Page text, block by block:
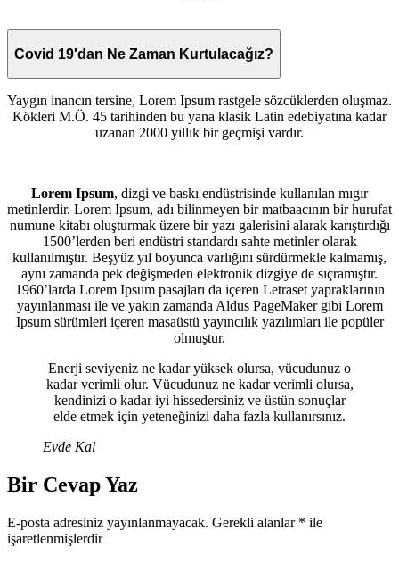
Covid 19'dan Ne Zaman Kurtulacağız?
Yaygın inancın tersine, Lorem Ipsum rastgele sözcüklerden oluşmaz.
Kökleri M.Ö. 45 tarihinden bu yana klasik Latin edebiyatına kadar
uzanan 2000 yıllık bir geçmişi vardır.
Lorem Ipsum, dizgi ve baskı endüstrisinde kullanılan mıgır
metinlerdir. Lorem Ipsum, adı bilinmeyen bir matbaacının bir hurufat
numune kitabı oluşturmak üzere bir yazı galerisini alarak karıştırdığı
1500’lerden beri endüstri standardı sahte metinler olarak
kullanılmıştır. Beşyüz yıl boyunca varlığını sürdürmekle kalmamış,
aynı zamanda pek değişmeden elektronik dizgiye de sıçramıştır.
1960’larda Lorem Ipsum pasajları da içeren Letraset yapraklarının
yayınlanması ile ve yakın zamanda Aldus PageMaker gibi Lorem
Ipsum sürümleri içeren masaüstü yayıncılık yazılımları ile popüler
olmuştur.
Enerji seviyeniz ne kadar yüksek olursa, vücudunuz o
kadar verimli olur. Vücudunuz ne kadar verimli olursa,
kendinizi o kadar iyi hissedersiniz ve üstün sonuçlar
elde etmek için yeteneğinizi daha fazla kullanırsınız.
Evde Kal
Bir Cevap Yaz
E-posta adresiniz yayınlanmayacak. Gerekli alanlar * ile
işaretlenmişlerdir